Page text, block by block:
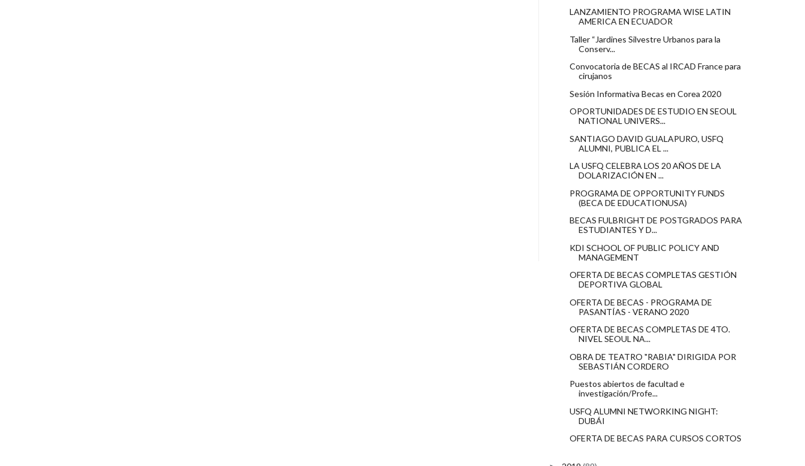
LANZAMIENTO PROGRAMA WISE LATIN
AMERICA EN ECUADOR
Taller “Jardines Silvestre Urbanos para la
Conserv...
Convocatoria de BECAS al IRCAD France para
cirujanos
Sesión Informativa Becas en Corea 2020
OPORTUNIDADES DE ESTUDIO EN SEOUL
NATIONAL UNIVERS...
SANTIAGO DAVID GUALAPURO, USFQ
ALUMNI, PUBLICA EL ...
LA USFQ CELEBRA LOS 20 AÑOS DE LA
DOLARIZACIÓN EN ...
PROGRAMA DE OPPORTUNITY FUNDS
(BECA DE EDUCATIONUSA)
BECAS FULBRIGHT DE POSTGRADOS PARA
ESTUDIANTES Y D...
KDI SCHOOL OF PUBLIC POLICY AND
MANAGEMENT
OFERTA DE BECAS COMPLETAS GESTIÓN
DEPORTIVA GLOBAL
OFERTA DE BECAS - PROGRAMA DE
PASANTÍAS - VERANO 2020
OFERTA DE BECAS COMPLETAS DE 4TO.
NIVEL SEOUL NA...
OBRA DE TEATRO "RABIA" DIRIGIDA POR
SEBASTIÁN CORDERO
Puestos abiertos de facultad e
investigación/Profe...
USFQ ALUMNI NETWORKING NIGHT:
DUBÁI
OFERTA DE BECAS PARA CURSOS CORTOS